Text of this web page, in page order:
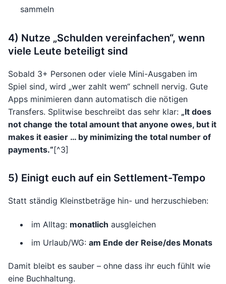
sammeln
4) Nutze „Schulden vereinfachen“, wenn
viele Leute beteiligt sind
Sobald 3+ Personen oder viele Mini-Ausgaben im
Spiel sind, wird „wer zahlt wem“ schnell nervig. Gute
Apps minimieren dann automatisch die nötigen
Transfers. Splitwise beschreibt das sehr klar: „It does
not change the total amount that anyone owes, but it
makes it easier … by minimizing the total number of
payments.“[^3]
5) Einigt euch auf ein Settlement-Tempo
Statt ständig Kleinstbeträge hin- und herzuschieben:
im Alltag: monatlich ausgleichen
im Urlaub/WG: am Ende der Reise/des Monats
Damit bleibt es sauber – ohne dass ihr euch fühlt wie
eine Buchhaltung.